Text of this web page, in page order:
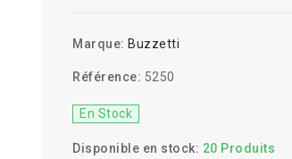
Marque: Buzzetti
Référence: 5250
En Stock
Disponible en stock: 20 Produits